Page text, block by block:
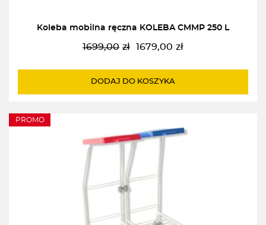
Koleba mobilna ręczna KOLEBA CMMP 250 L
1699,00 zł
Pierwotna
wynosiła:
1679,00 zł
Aktualna
wynosi:
DODAJ DO KOSZYKA
PROMO